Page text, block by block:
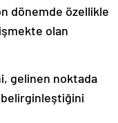
dönemde özellikle
olan
gelinen noktada